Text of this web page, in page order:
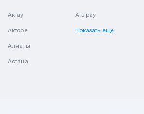
Актау
Актобе
Алматы
Астана
Атырау
Показать еще